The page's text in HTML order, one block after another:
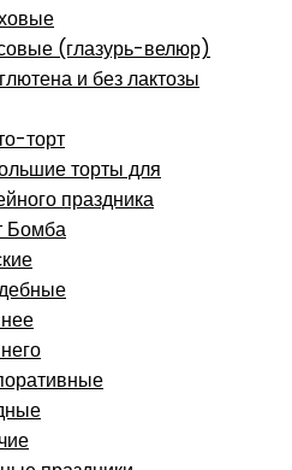
(глазурь-велюр)
и без лактозы
торт
торты для
праздника
Бомба